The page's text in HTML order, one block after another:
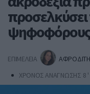
προσελκύσει
ψηφοφόρους
ΕΠΙΜΕΛΕΙΑ
ΧΡΟΝΟΣ ΑΝΑΓΝΩΣΗΣ 8 '